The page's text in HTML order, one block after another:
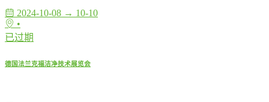
2024-10-08 → 10-10
•
已过期
德国法兰克福洁净技术展览会